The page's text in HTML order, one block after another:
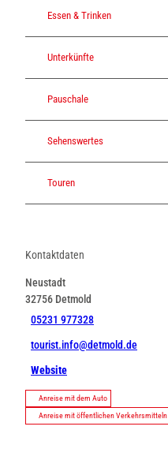
Essen & Trinken
Unterkünfte
Pauschale
Sehenswertes
Touren
Kontaktdaten
Neustadt
32756 Detmold
05231 977328
tourist.info@detmold.de
Website
Anreise mit dem Auto
Anreise mit öffentlichen Verkehrsmitteln